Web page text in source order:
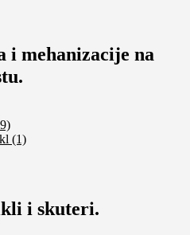
i mehanizacije na
(1)
i skuteri.